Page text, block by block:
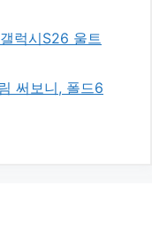
럭시S26 울트
써보니, 폴드6